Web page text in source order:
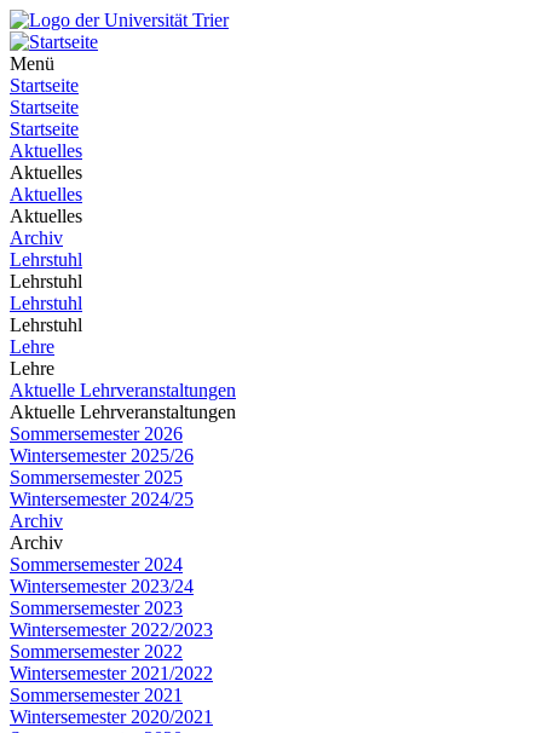
Menü
Startseite
Startseite
Startseite
Aktuelles
Aktuelles
Aktuelles
Aktuelles
Archiv
Lehrstuhl
Lehrstuhl
Lehrstuhl
Lehrstuhl
Lehre
Lehre
Aktuelle Lehrveranstaltungen
Aktuelle Lehrveranstaltungen
Sommersemester 2026
Wintersemester 2025/26
Sommersemester 2025
Wintersemester 2024/25
Archiv
Archiv
Sommersemester 2024
Wintersemester 2023/24
Sommersemester 2023
Wintersemester 2022/2023
Sommersemester 2022
Wintersemester 2021/2022
Sommersemester 2021
Wintersemester 2020/2021